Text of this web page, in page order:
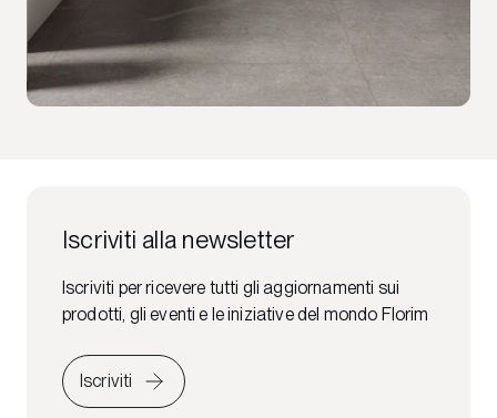
Iscriviti alla newsletter
Iscriviti per ricevere tutti gli aggiornamenti sui
prodotti, gli eventi e le iniziative del mondo Florim
Iscriviti